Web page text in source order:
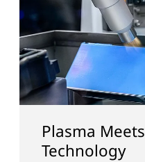
Meets Dosing